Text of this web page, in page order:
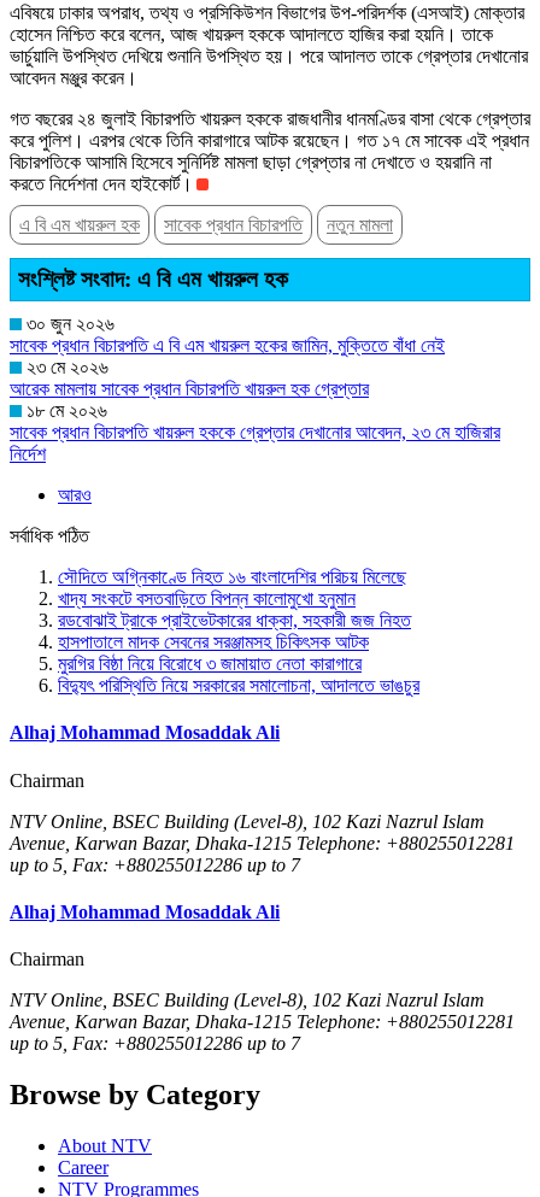
এবিষয়ে ঢাকার অপরাধ, তথ্য ও প্রসিকিউশন বিভাগের উপ-পরিদর্শক (এসআই) মোক্তার
হোসেন নিশ্চিত করে বলেন, আজ খায়রুল হককে আদালতে হাজির করা হয়নি। তাকে
ভার্চুয়ালি উপস্থিত দেখিয়ে শুনানি উপস্থিত হয়। পরে আদালত তাকে গ্রেপ্তার দেখানোর
আবেদন মঞ্জুর করেন।
গত বছরের ২৪ জুলাই বিচারপতি খায়রুল হককে রাজধানীর ধানমণ্ডির বাসা থেকে গ্রেপ্তার
করে পুলিশ। এরপর থেকে তিনি কারাগারে আটক রয়েছেন। গত ১৭ মে সাবেক এই প্রধান
বিচারপতিকে আসামি হিসেবে সুনির্দিষ্ট মামলা ছাড়া গ্রেপ্তার না দেখাতে ও হয়রানি না
করতে নির্দেশনা দেন হাইকোর্ট।
এ বি এম খায়রুল হক
সাবেক প্রধান বিচারপতি নতুন মামলা
সংশ্লিষ্ট সংবাদ: এ বি এম খায়রুল হক
৩০ জুন ২০২৬
সাবেক প্রধান বিচারপতি এ বি এম খায়রুল হকের জামিন, মুক্তিতে বাঁধা নেই
২৩ মে ২০২৬
আরেক মামলায় সাবেক প্রধান বিচারপতি খায়রুল হক গ্রেপ্তার
১৮ মে ২০২৬
সাবেক প্রধান বিচারপতি খায়রুল হককে গ্রেপ্তার দেখানোর আবেদন, ২৩ মে হাজিরার
নির্দেশ
আরও
সর্বাধিক পঠিত
সৌদিতে অগ্নিকাণ্ডে নিহত ১৬ বাংলাদেশির পরিচয় মিলেছে
খাদ্য সংকটে বসতবাড়িতে বিপন্ন কালোমুখো হনুমান
রডবোঝাই ট্রাকে প্রাইভেটকারের ধাক্কা, সহকারী জজ নিহত
হাসপাতালে মাদক সেবনের সরঞ্জামসহ চিকিৎসক আটক
মুরগির বিষ্ঠা নিয়ে বিরোধে ৩ জামায়াত নেতা কারাগারে
বিদ্যুৎ পরিস্থিতি নিয়ে সরকারের সমালোচনা, আদালতে ভাঙচুর
Alhaj Mohammad Mosaddak Ali
Chairman
NTV Online, BSEC Building (Level-8), 102 Kazi Nazrul Islam
Avenue, Karwan Bazar, Dhaka-1215 Telephone: +880255012281
up to 5, Fax: +880255012286 up to 7
Alhaj Mohammad Mosaddak Ali
Chairman
NTV Online, BSEC Building (Level-8), 102 Kazi Nazrul Islam
Avenue, Karwan Bazar, Dhaka-1215 Telephone: +880255012281
up to 5, Fax: +880255012286 up to 7
Browse by Category
About NTV
Career
NTV Programmes